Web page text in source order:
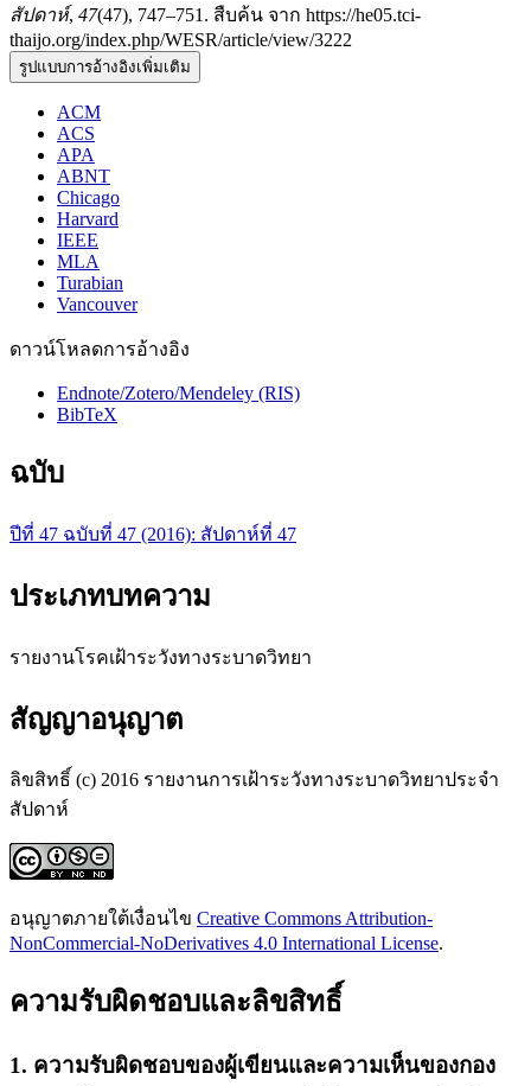
สัปดาห์, 47(47), 747–751. สืบค้น จาก https://he05.tci-
thaijo.org/index.php/WESR/article/view/3222
รูปแบบการอ้างอิงเพิ่มเติม
ACM
ACS
APA
ABNT
Chicago
Harvard
IEEE
MLA
Turabian
Vancouver
ดาวน์โหลดการอ้างอิง
Endnote/Zotero/Mendeley (RIS)
BibTeX
ฉบับ
ปีที่ 47 ฉบับที่ 47 (2016): สัปดาห์ที่ 47
ประเภทบทความ
รายงานโรคเฝ้าระวังทางระบาดวิทยา
สัญญาอนุญาต
ลิขสิทธิ์ (c) 2016 รายงานการเฝ้าระวังทางระบาดวิทยาประจำ
สัปดาห์
อนุญาตภายใต้เงื่อนไข Creative Commons Attribution-
NonCommercial-NoDerivatives 4.0 International License.
ความรับผิดชอบและลิขสิทธิ์
1. ความรับผิดชอบของผู้เขียนและความเห็นของกอง